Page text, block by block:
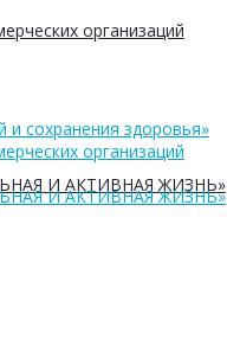
организаций
И АКТИВНАЯ ЖИЗНЬ»
сохранения здоровья»
организаций
И АКТИВНАЯ ЖИЗНЬ»